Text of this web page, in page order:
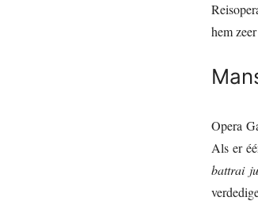
hem
Opera
Als er
battrai